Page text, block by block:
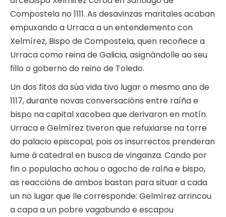
Compostela no 1111. As desavinzas maritales acaban
empuxando a Urraca a un entendemento con
Xelmírez, Bispo de Compostela, quen recoñece a
Urraca como reina de Galicia, asignándolle ao seu
fillo o goberno do reino de Toledo.
Un dos fitos da súa vida tivo lugar o mesmo ano de
1117, durante novas conversacións entre raíña e
bispo na capital xacobea que derivaron en motín.
Urraca e Gelmírez tiveron que refuxiarse na torre
do palacio episcopal, pois os insurrectos prenderan
lume á catedral en busca de vinganza. Cando por
fin o populacho achou o agocho de raíña e bispo,
as reaccións de ambos bastan para situar a cada
un no lugar que lle corresponde: Gelmírez arrincou
a capa a un pobre vagabundo e escapou